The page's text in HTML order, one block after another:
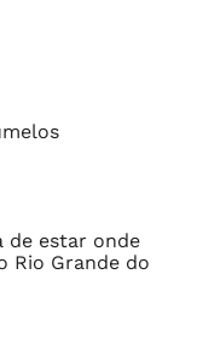
de estar onde
Rio Grande do